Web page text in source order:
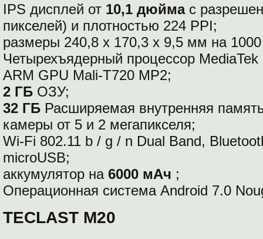
IPS дисплей от 10,1 дюймас
пикселей) и плотностью 224 PPI;
размеры 240,8 х 170,3 х 9,5 мм на 1000
Четырехъядерный процессор MediaTek
ARM GPU Mali-T720 MP2;
2 ГБ ОЗУ;
32 ГБ Расширяемая внутренняя
камеры от 5 и 2 мегапикселя;
Wi-Fi 802.11 b / g / n Dual Band,
microUSB;
аккумулятор на 6000 мАч ;
Операционная система Android 7.0
TECLAST M20